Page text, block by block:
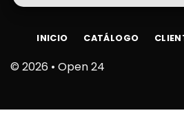
© 2026 • Open 24
INICIO CATÁLOGO